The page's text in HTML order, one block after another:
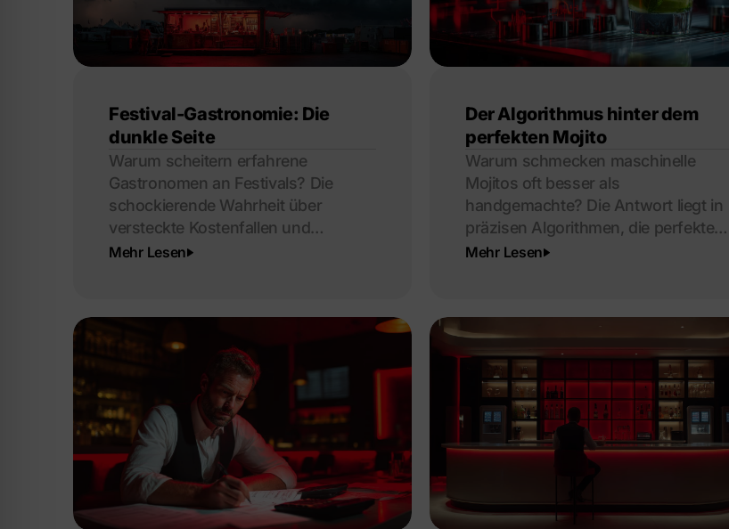
Festival-Gastronomie: Die
dunkle Seite
Warum scheitern erfahrene
Gastronomen an Festivals? Die
schockierende Wahrheit über
versteckte Kostenfallen und
überraschende Lösungsansätze.
Mehr Lesen
Der Algorithmus hinter dem
perfekten Mojito
Warum schmecken maschinelle
Mojitos oft besser als
handgemachte? Die Antwort liegt in
präzisen Algorithmen, die perfekte
Cocktails garantieren.
Mehr Lesen